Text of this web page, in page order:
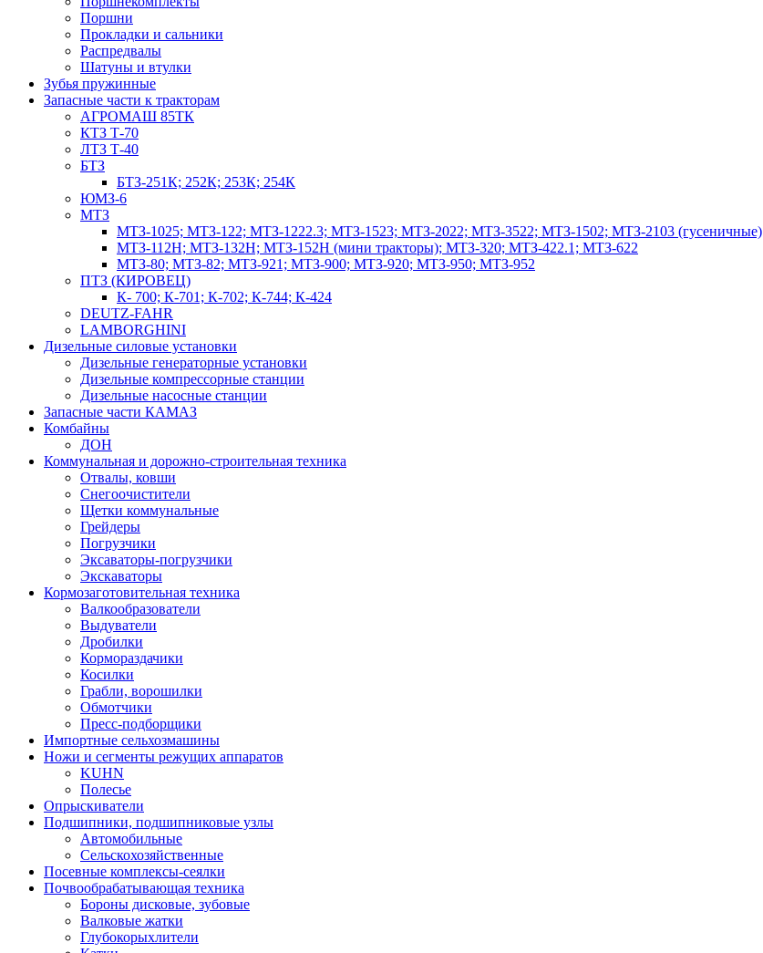
Поршни
Прокладки и сальники
Распредвалы
Шатуны и втулки
Зубья пружинные
Запасные части к тракторам
АГРОМАШ 85ТК
КТЗ Т-70
ЛТЗ Т-40
БТЗ
БТЗ-251К; 252К; 253К; 254К
ЮМЗ-6
МТЗ
МТЗ-1025; МТЗ-122; МТЗ-1222.3; МТЗ-1523; МТЗ-2022; МТЗ-3522; МТЗ-1502; МТЗ-2103 (гусеничные)
МТЗ-112Н; МТЗ-132Н; МТЗ-152Н (мини тракторы); МТЗ-320; МТЗ-422.1; МТЗ-622
МТЗ-80; МТЗ-82; МТЗ-921; МТЗ-900; МТЗ-920; МТЗ-950; МТЗ-952
ПТЗ (КИРОВЕЦ)
К- 700; К-701; К-702; К-744; К-424
DEUTZ-FAHR
LAMBORGHINI
Дизельные силовые установки
Дизельные генераторные установки
Дизельные компрессорные станции
Дизельные насосные станции
Запасные части КАМАЗ
Комбайны
ДОН
Коммунальная и дорожно-строительная техника
Отвалы, ковши
Снегоочистители
Щетки коммунальные
Грейдеры
Погрузчики
Эксаваторы-погрузчики
Экскаваторы
Кормозаготовительная техника
Валкообразователи
Выдуватели
Дробилки
Кормораздачики
Косилки
Грабли, ворошилки
Обмотчики
Пресс-подборщики
Импортные сельхозмашины
Ножи и сегменты режущих аппаратов
KUHN
Полесье
Опрыскиватели
Подшипники, подшипниковые узлы
Автомобильные
Сельскохозяйственные
Посевные комплексы-сеялки
Почвообрабатывающая техника
Бороны дисковые, зубовые
Валковые жатки
Глубокорыхлители